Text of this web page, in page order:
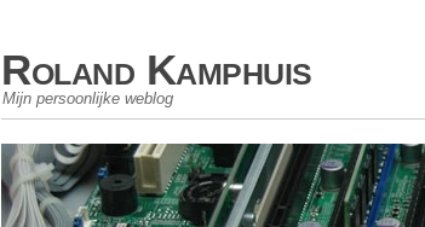
Roland Kamphuis
Mijn persoonlijke weblog